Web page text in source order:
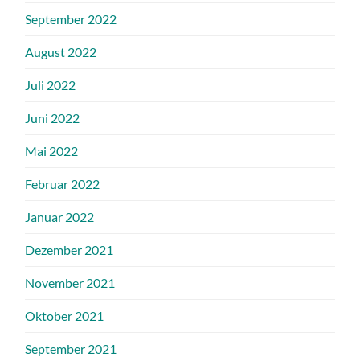
September 2022
August 2022
Juli 2022
Juni 2022
Mai 2022
Februar 2022
Januar 2022
Dezember 2021
November 2021
Oktober 2021
September 2021